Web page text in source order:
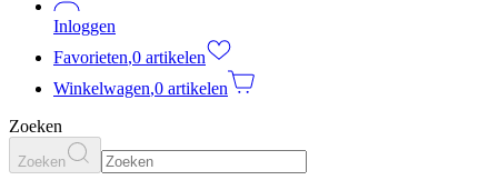
Inloggen
Favorieten,0 artikelen
Winkelwagen,0 artikelen
Zoeken
Zoeken